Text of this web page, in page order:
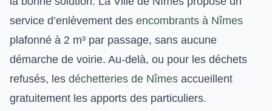
service d’enlèvement des encombrants à Nîmes
plafonné à 2 m³ par passage, sans aucune
démarche de voirie. Au-delà, ou pour les déchets
refusés, les déchetteries de Nîmes accueillent
gratuitement les apports des particuliers.